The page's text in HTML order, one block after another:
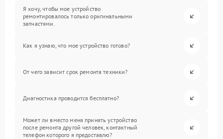
Я хочу, чтобы мое устройство
ремонтировалось только оригинальными
запчастями.
Как я узнаю, что мое устройство готово?
От чего зависит срок ремонта техники?
Диагностика проводится бесплатно?
Может ли вместо меня принять устройство
после ремонта другой человек, контактный
телефон которого я предоставлю?